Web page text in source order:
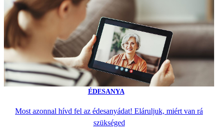
ÉDESANYA
Most azonnal hívd fel az édesanyádat! Eláruljuk, miért van rá
szükséged